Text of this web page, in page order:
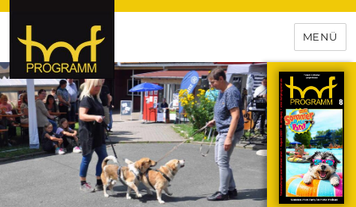
hof-programm – das
Veranstaltungsportal für
Hochfranken
MENÜ